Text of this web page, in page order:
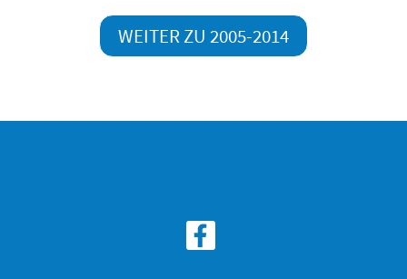
WEITER ZU 2005-2014